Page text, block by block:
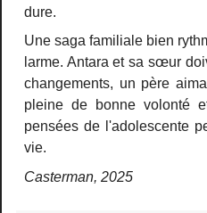
dure.
Une saga familiale bien
larme. Antara et sa sœur
changements, un père
pleine de bonne volonté
pensées de l'adolescente
vie.
Casterman, 2025